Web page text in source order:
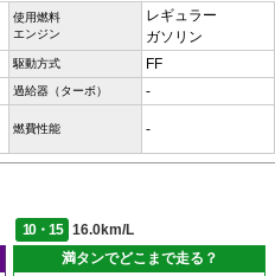
使用燃料
エンジン
レギュラー
ガソリン
駆動方式 FF
過給器（ターボ） -
燃費性能 -
10・15
16.0km/L
満タンでどこまで走る？